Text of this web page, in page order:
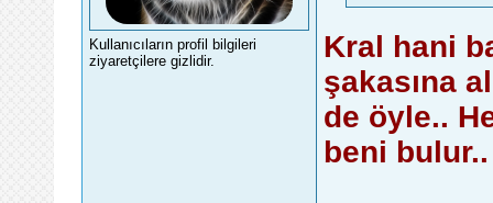
Kullanıcıların profil bilgileri
ziyaretçilere gizlidir.
Kral hani
şakasına
de öyle..
beni